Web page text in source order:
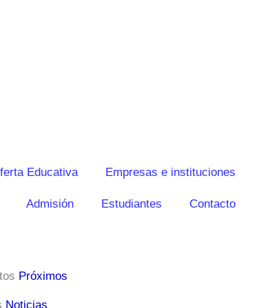
Educativa Empresas e instituciones
Admisión Estudiantes Contacto
Próximos
Noticias